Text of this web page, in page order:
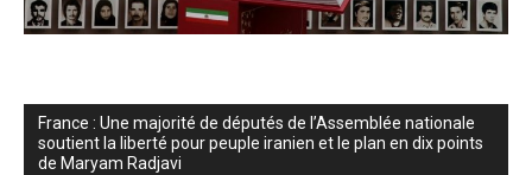
France : Une majorité de députés de l’Assemblée nationale
soutient la liberté pour peuple iranien et le plan en dix points
de Maryam Radjavi